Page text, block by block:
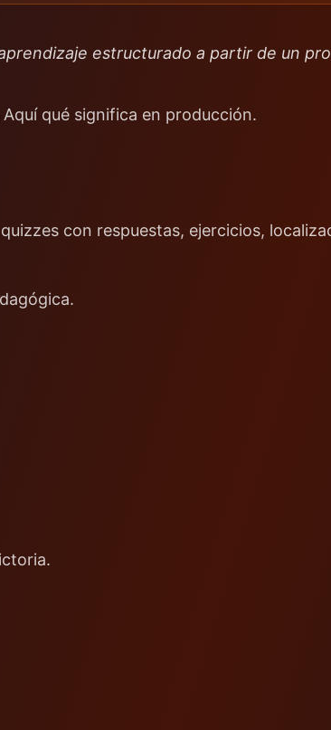
estructurado a partir de un
qué significa en producción.
con respuestas, ejercicios,